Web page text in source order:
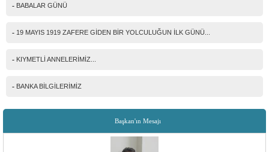
- BABALAR GÜNÜ
- 19 MAYIS 1919 ZAFERE GİDEN BİR YOLCULUĞUN İLK GÜNÜ...
- KIYMETLİ ANNELERİMİZ...
- BANKA BİLGİLERİMİZ
Başkan'ın Mesajı